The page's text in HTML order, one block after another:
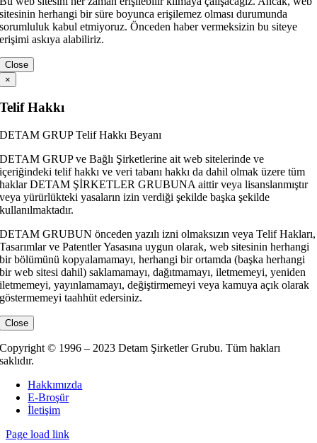
sitesinin herhangi bir süre boyunca erişilemez olması durumunda
sorumluluk kabul etmiyoruz. Önceden haber vermeksizin bu siteye
erişimi askıya alabiliriz.
Close
×
Telif Hakkı
DETAM GRUP Telif Hakkı Beyanı
DETAM GRUP ve Bağlı Şirketlerine ait web sitelerinde ve
içeriğindeki telif hakkı ve veri tabanı hakkı da dahil olmak üzere tüm
haklar DETAM ŞİRKETLER GRUBUNA aittir veya lisanslanmıştır
veya yürürlükteki yasaların izin verdiği şekilde başka şekilde
kullanılmaktadır.
DETAM GRUBUN önceden yazılı izni olmaksızın veya Telif Hakları,
Tasarımlar ve Patentler Yasasına uygun olarak, web sitesinin herhangi
bir bölümünü kopyalamamayı, herhangi bir ortamda (başka herhangi
bir web sitesi dahil) saklamamayı, dağıtmamayı, iletmemeyi, yeniden
iletmemeyi, yayınlamamayı, değiştirmemeyi veya kamuya açık olarak
göstermemeyi taahhüt edersiniz.
Close
Copyright © 1996 – 2023 Detam Şirketler Grubu. Tüm hakları
saklıdır.
Hakkımızda
E-Broşür
İletişim
Page load link